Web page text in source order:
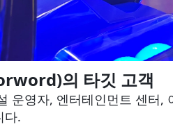
의 타깃 고객
운영자, 엔터테인먼트 센터
다.